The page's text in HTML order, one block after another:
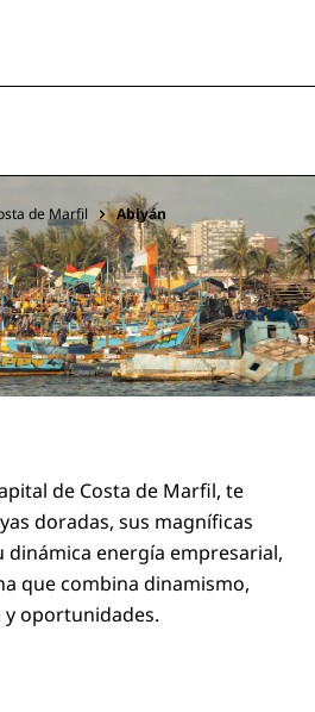
de Marfil Abiyán
de Costa de Marfil, te
doradas, sus magníficas
dinámica energía empresarial,
que combina dinamismo,
oportunidades.